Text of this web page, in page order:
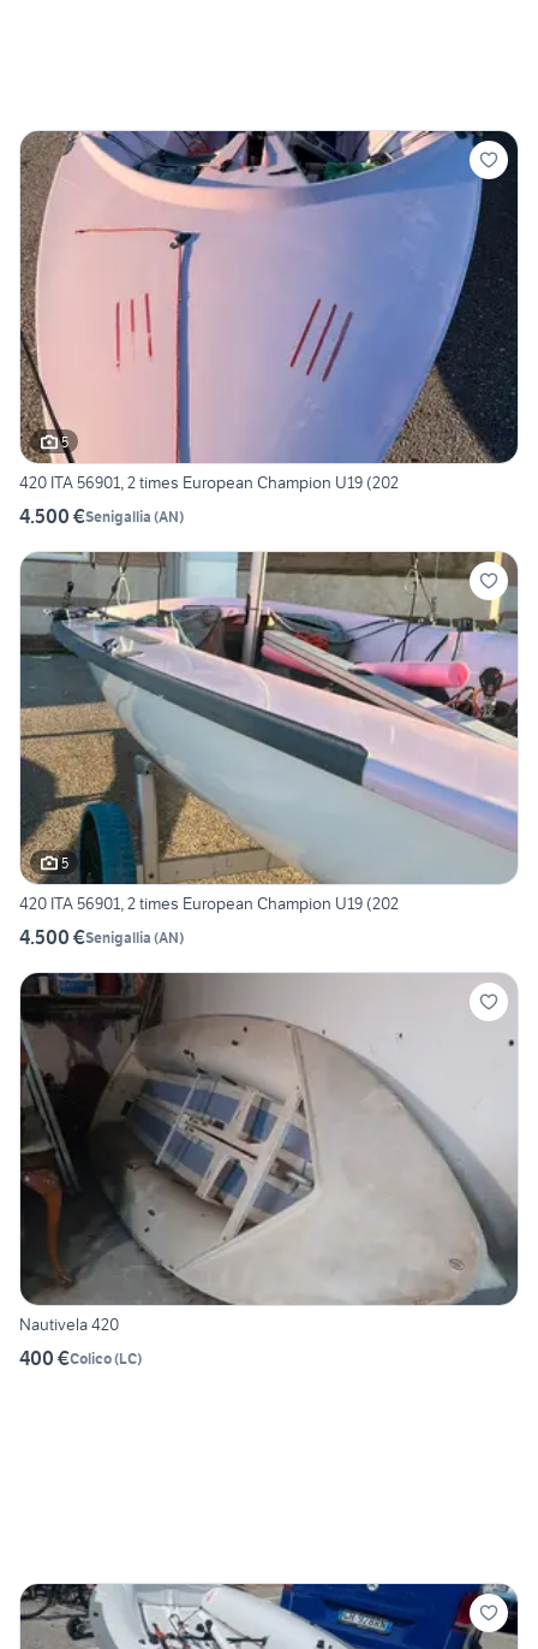
5
420 ITA 56901, 2 times European Champion U19 (202
4.500 €Senigallia (AN)
5
420 ITA 56901, 2 times European Champion U19 (202
4.500 €Senigallia (AN)
Nautivela 420
400 €Colico(LC)